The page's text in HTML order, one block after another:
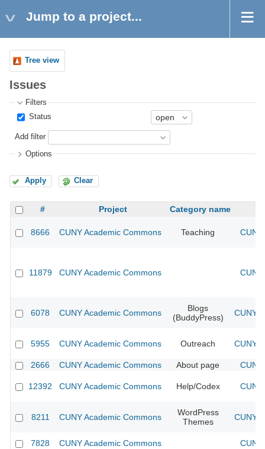
Jump to a project...
Tree view
Issues
Filters
Status
Add filter
Options
Apply Clear
# Project Category name
8666 CUNY Academic Commons Teaching
11879 CUNY Academic Commons
6078 CUNY Academic Commons
Blogs
(BuddyPress)
CUNY
5955 CUNY Academic Commons Outreach CUNY
2666 CUNY Academic Commons About page
12392 CUNY Academic Commons Help/Codex
8211 CUNY Academic Commons
WordPress
Themes
CUNY
7828 CUNY Academic Commons